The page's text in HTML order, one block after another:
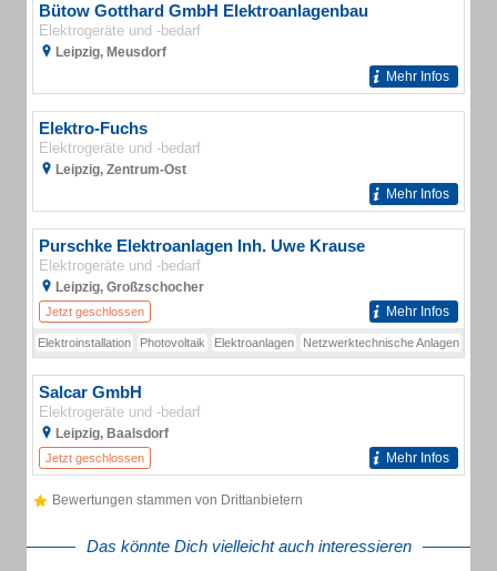
Bütow Gotthard GmbH Elektroanlagenbau
Elektrogeräte und -bedarf
Leipzig, Meusdorf
Mehr Infos
Elektro-Fuchs
Elektrogeräte und -bedarf
Leipzig, Zentrum-Ost
Mehr Infos
Purschke Elektroanlagen Inh. Uwe Krause
Elektrogeräte und -bedarf
Leipzig, Großzschocher
Jetzt geschlossen Mehr Infos
Elektroinstallation Photovoltaik Elektroanlagen Netzwerktechnische Anlagen
Salcar GmbH
Elektrogeräte und -bedarf
Leipzig, Baalsdorf
Jetzt geschlossen Mehr Infos
Bewertungen stammen von Drittanbietern
Das könnte Dich vielleicht auch interessieren